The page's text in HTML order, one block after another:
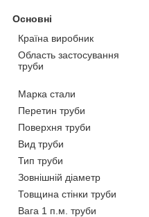
Основні
Країна виробник
Область застосування
труби
Марка стали
Перетин труби
Поверхня труби
Вид труби
Тип труби
Зовнішній діаметр
Товщина стінки труби
Вага 1 п.м. труби